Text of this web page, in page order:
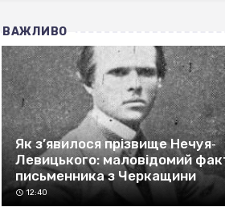
ВАЖЛИВО
Як з’явилося прізвище Нечуя‐
Левицького: маловідомий
письменника з Черкащини
12:40